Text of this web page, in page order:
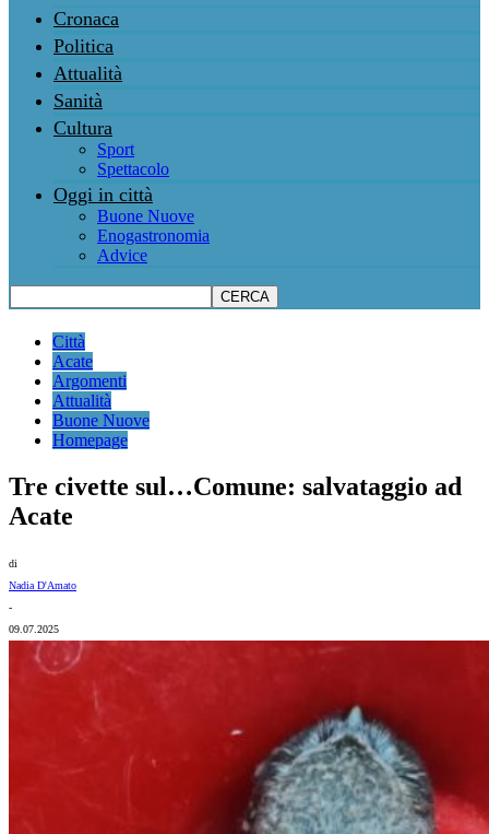
Cronaca
Politica
Attualità
Sanità
Cultura
Sport
Spettacolo
Oggi in città
Buone Nuove
Enogastronomia
Advice
Città
Acate
Argomenti
Attualità
Buone Nuove
Homepage
Tre civette sul…Comune: salvataggio ad
Acate
di
Nadia D'Amato
-
09.07.2025